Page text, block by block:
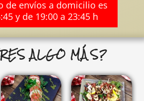
de envíos a domicilio es
y de 19:00 a 23:45 h
ALGO MÁS?